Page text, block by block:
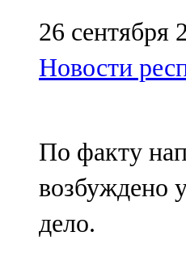
Кукмара
107,9 FM
Мамадыш
106,2 FM
Минзәлә
26 сентября
Новости
По факту
возбуждено
дело.